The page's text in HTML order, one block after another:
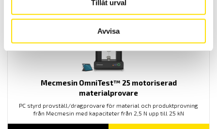
Tillåt urval
Avvisa
Mecmesin OmniTest™ 25 motoriserad
materialprovare
PC styrd provställ/dragprovare för material och produktprovning
från Mecmesin med kapaciteter från 2,5 N upp till 25 kN